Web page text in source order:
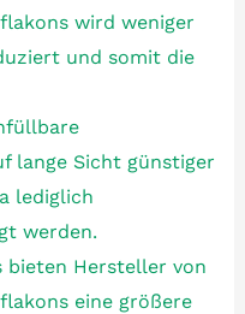
wird weniger
und somit die
lange Sicht günstiger
lediglich
werden.
Hersteller von
eine größere